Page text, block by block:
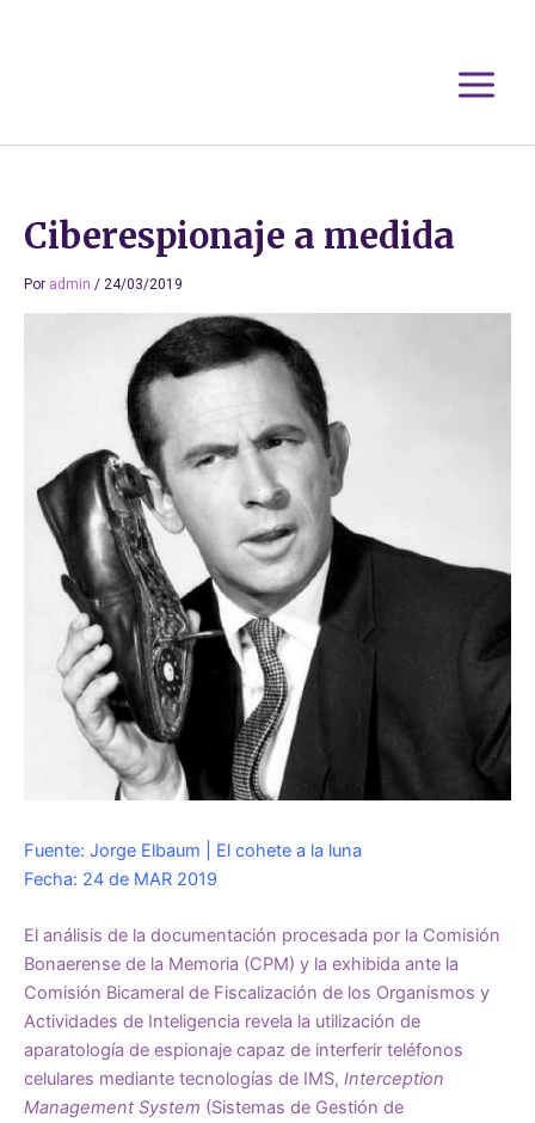
Ciberespionaje a medida
Por admin / 24/03/2019
Fuente: Jorge Elbaum | El cohete a la luna
Fecha: 24 de MAR 2019
El análisis de la documentación procesada por la Comisión
Bonaerense de la Memoria (CPM) y la exhibida ante la
Comisión Bicameral de Fiscalización de los Organismos y
Actividades de Inteligencia revela la utilización de
aparatología de espionaje capaz de interferir teléfonos
celulares mediante tecnologías de IMS, Interception
Management System (Sistemas de Gestión de